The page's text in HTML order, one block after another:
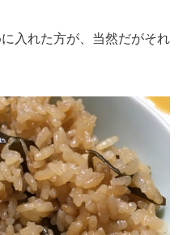
入れた方が、当然だがそれ